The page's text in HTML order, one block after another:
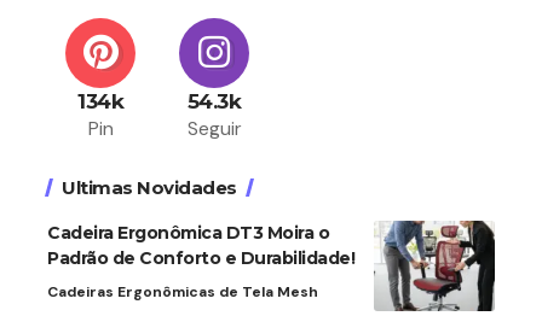
134k
Pin
54.3k
Seguir
Ultimas Novidades
Cadeira Ergonômica DT3 Moira o
Padrão de Conforto e Durabilidade!
Cadeiras Ergonômicas de Tela Mesh